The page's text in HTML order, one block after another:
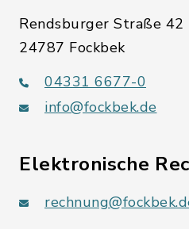
Rendsburger Straße 42
24787 Fockbek
04331 6677-0
info@fockbek.de
Elektronische